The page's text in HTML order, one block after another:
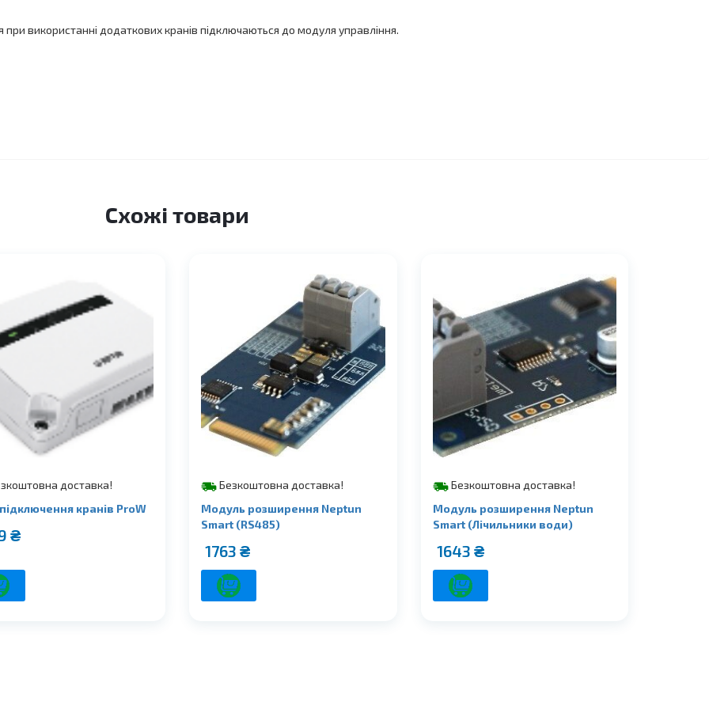
використанні додаткових кранів підключаються до модуля управління.
Схожі товари
доставка!
кранів ProW
₴
Безкоштовна доставка!
Модуль розширення Neptun
Smart (RS485)
1763 ₴
Безкоштовна доставка!
Модуль розширення Neptun
Smart (Лічильники води)
1643 ₴